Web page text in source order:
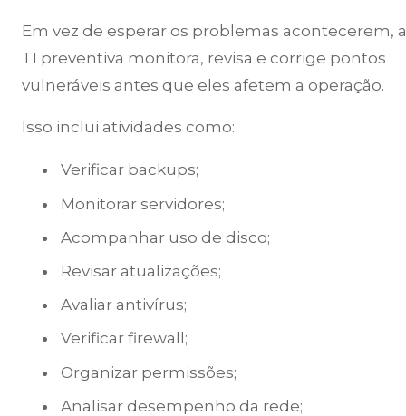
Em vez de esperar os problemas acontecerem, a
TI preventiva monitora, revisa e corrige pontos
vulneráveis antes que eles afetem a operação.
Isso inclui atividades como:
Verificar backups;
Monitorar servidores;
Acompanhar uso de disco;
Revisar atualizações;
Avaliar antivírus;
Verificar firewall;
Organizar permissões;
Analisar desempenho da rede;